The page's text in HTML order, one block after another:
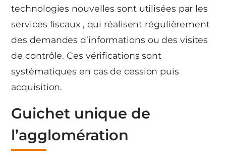
technologies nouvelles sont utilisées par les
services fiscaux , qui réalisent régulièrement
des demandes d’informations ou des visites
de contrôle. Ces vérifications sont
systématiques en cas de cession puis
acquisition.
Guichet unique de
l’agglomération